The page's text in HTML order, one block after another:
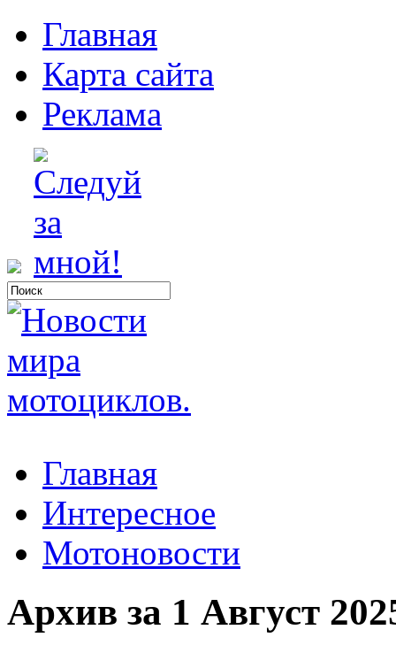
Главная
Карта сайта
Реклама
Главная
Интересное
Мотоновости
Архив за 1 Август